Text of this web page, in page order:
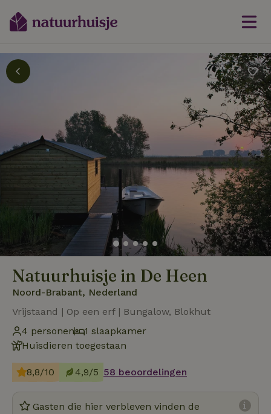
Natuurhuisje in De Heen
Noord-Brabant, Nederland
Vrijstaand | Op een erf | Bungalow, Blokhut
4 personen
1 slaapkamer
Huisdieren toegestaan
8,8/10 4,9/5 58 beoordelingen
Gasten die hier verbleven vinden de